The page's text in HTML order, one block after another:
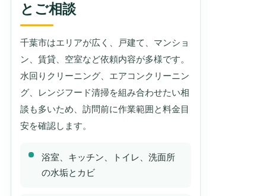
とご相談
千葉市はエリアが広く、戸建て、マンショ
ン、賃貸、空室など依頼内容が多様です。
水回りクリーニング、エアコンクリーニン
グ、レンジフード清掃を組み合わせたい相
談も多いため、訪問前に作業範囲と料金目
安を確認します。
浴室、キッチン、トイレ、洗面所
の水垢とカビ